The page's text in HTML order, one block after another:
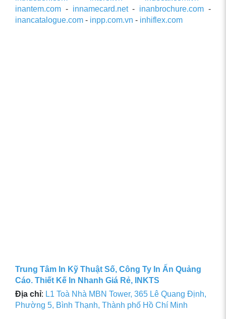
inantem.com - innamecard.net- inanbrochure.com -
inancatalogue.com - inpp.com.vn - inhiflex.com
Trung Tâm In Kỹ Thuật Số, Công Ty In Ấn Quảng
Cáo. Thiết Kế In Nhanh Giá Rẻ, INKTS
Địa chỉ: L1 Toà Nhà MBN Tower, 365 Lê Quang Định,
Phường 5, Bình Thạnh, Thành phố Hồ Chí Minh